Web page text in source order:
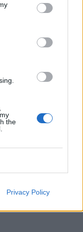
the
Privacy Policy
aktori i madh i